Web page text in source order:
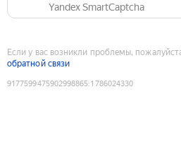
Yandex SmartCaptcha
Если у вас возникли проблемы,
обратной связи
9177599475902998865:1786024330